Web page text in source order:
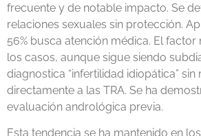
frecuente y de notable impacto. Se
relaciones sexuales sin protección.
56% busca atención médica. El
los casos, aunque sigue siendo
diagnostica “infertilidad idiopática”
directamente a las TRA. Se ha
evaluación andrológica previa.
Esta tendencia se ha mantenido en